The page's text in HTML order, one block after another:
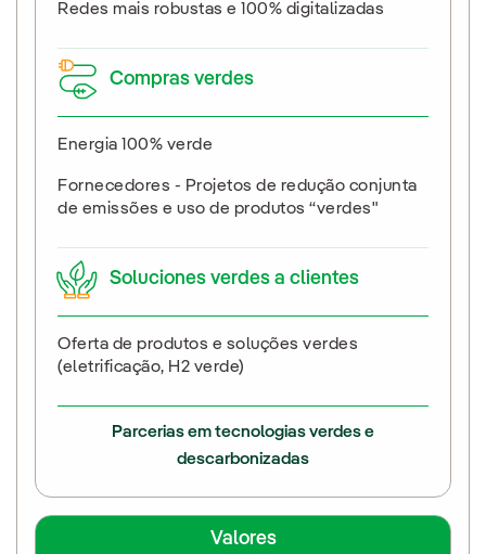
Redes mais robustas e 100% digitalizadas
Compras verdes
Energia 100% verde
Fornecedores - Projetos de redução conjunta
de emissões e uso de produtos “verdes"
Soluciones verdes a clientes
Oferta de produtos e soluções verdes
(eletrificação, H2 verde)
Parcerias em tecnologias verdes e
descarbonizadas
Valores